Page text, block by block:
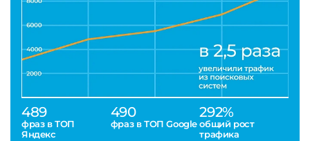
489
фраз в ТОП
Яндекс
490
фраз в ТОП Google
292%
общий рост
трафика